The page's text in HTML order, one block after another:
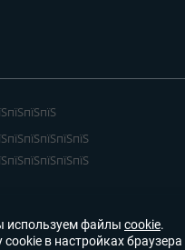
используем файлы cookie.
в настройках браузера